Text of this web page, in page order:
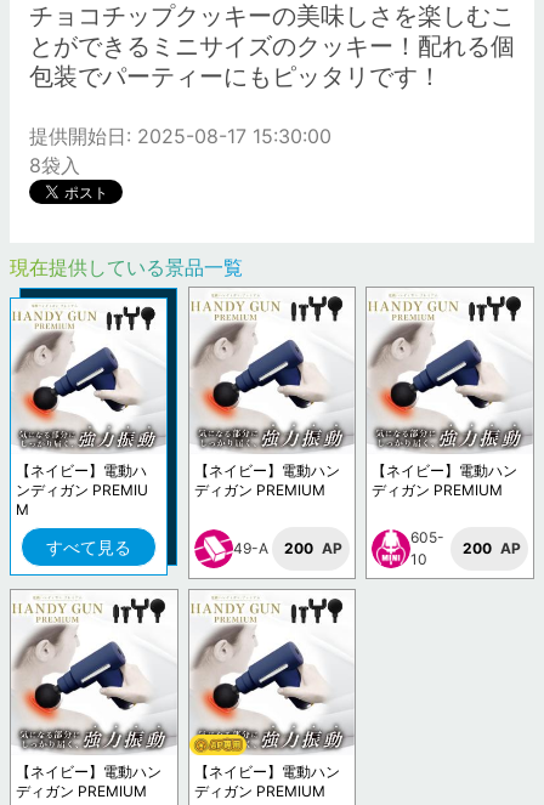
チョコチップクッキーの美味しさを楽しむこ
とができるミニサイズのクッキー！配れる個
包装でパーティーにもピッタリです！
提供開始日: 2025-08-17 15:30:00
8袋入
現在提供している景品一覧
【ネイビー】電動ハ
ンディガン PREMIU
M
すべて見る
【ネイビー】電動ハン
ディガン PREMIUM
49-A 200 AP
【ネイビー】電動ハン
ディガン PREMIUM
605-
10
200 AP
【ネイビー】電動ハン
ディガン PREMIUM
【ネイビー】電動ハン
ディガン PREMIUM